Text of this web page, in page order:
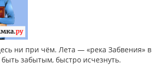
ни при чём. Лета — «река Забвения» в
забытым, быстро исчезнуть.